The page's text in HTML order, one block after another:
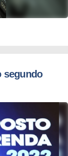
segundo